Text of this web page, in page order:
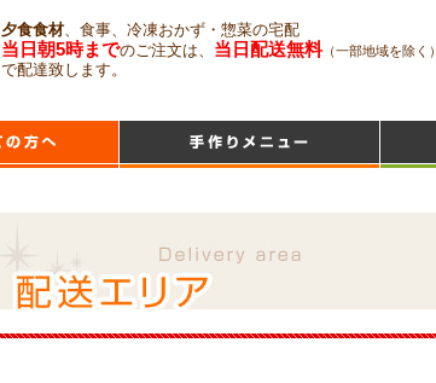
夕食食材、食事、冷凍おかず・惣菜の宅配
当日朝5時までのご注文は、 当日配送無料（一部地域を除く）
で配達致します。